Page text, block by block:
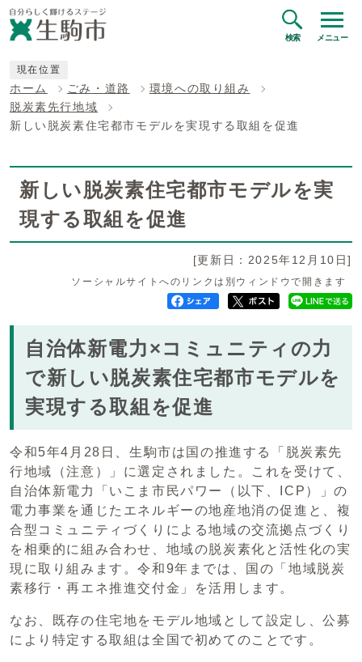
検索 メニュー
現在位置
ホーム ごみ・道路
環境への取り組み
脱炭素先行地域
新しい脱炭素住宅都市モデルを実現する取組を促進
新しい脱炭素住宅都市モデルを実
現する取組を促進
[更新日：2025年12月10日]
ソーシャルサイトへのリンクは別ウィンドウで開きます
自治体新電力×コミュニティの力
で新しい脱炭素住宅都市モデルを
実現する取組を促進
令和5年4月28日、生駒市は国の推進する「脱炭素先
行地域（注意）」に選定されました。これを受けて、
自治体新電力「いこま市民パワー（以下、ICP）」の
電力事業を通じたエネルギーの地産地消の促進と、複
合型コミュニティづくりによる地域の交流拠点づくり
を相乗的に組み合わせ、地域の脱炭素化と活性化の実
現に取り組みます。令和9年までは、国の「地域脱炭
素移行・再エネ推進交付金」を活用します。
なお、既存の住宅地をモデル地域として設定し、公募
により特定する取組は全国で初めてのことです。